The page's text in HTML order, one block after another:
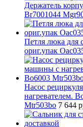
Держатель
Br7001044
Петля люка для
ориг.упак
Насос
нагревателем.
Mtr503bo 7 644